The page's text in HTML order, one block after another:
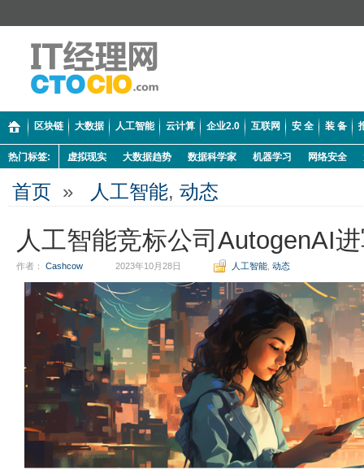
区块链 大数据 人工智能 云计算 企业2.0 互联网 安 全 装 备
热门标签: 虚拟现实 大数据趋势 数据科学家 机器学习 网络安全
首页 » 人工智能, 动态
人工智能竞标公司AutogenAI
作者： Cashcow 2023年10月28日 人工智能 动态